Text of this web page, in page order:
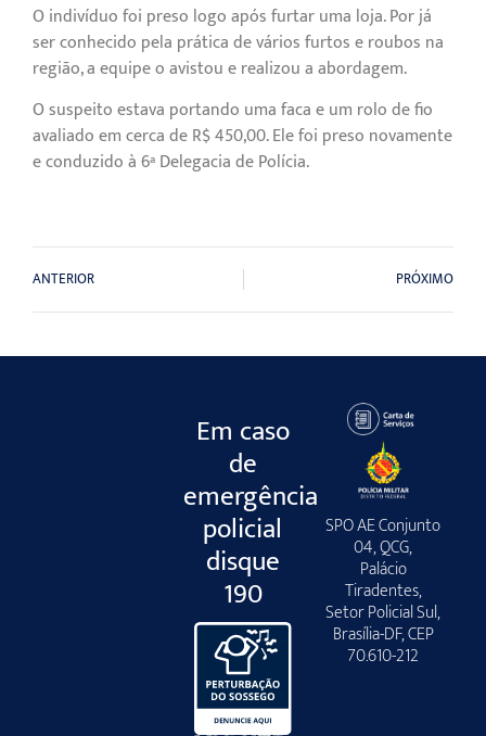
O indivíduo foi preso logo após furtar uma loja. Por já
ser conhecido pela prática de vários furtos e roubos na
região, a equipe o avistou e realizou a abordagem.
O suspeito estava portando uma faca e um rolo de fio
avaliado em cerca de R$ 450,00. Ele foi preso novamente
e conduzido à 6ª Delegacia de Polícia.
ANTERIOR PRÓXIMO
Em caso
de
emergência
policial
disque
190
SPO AE Conjunto
04, QCG,
Palácio
Tiradentes,
Setor Policial Sul,
Brasília-DF, CEP
70.610-212